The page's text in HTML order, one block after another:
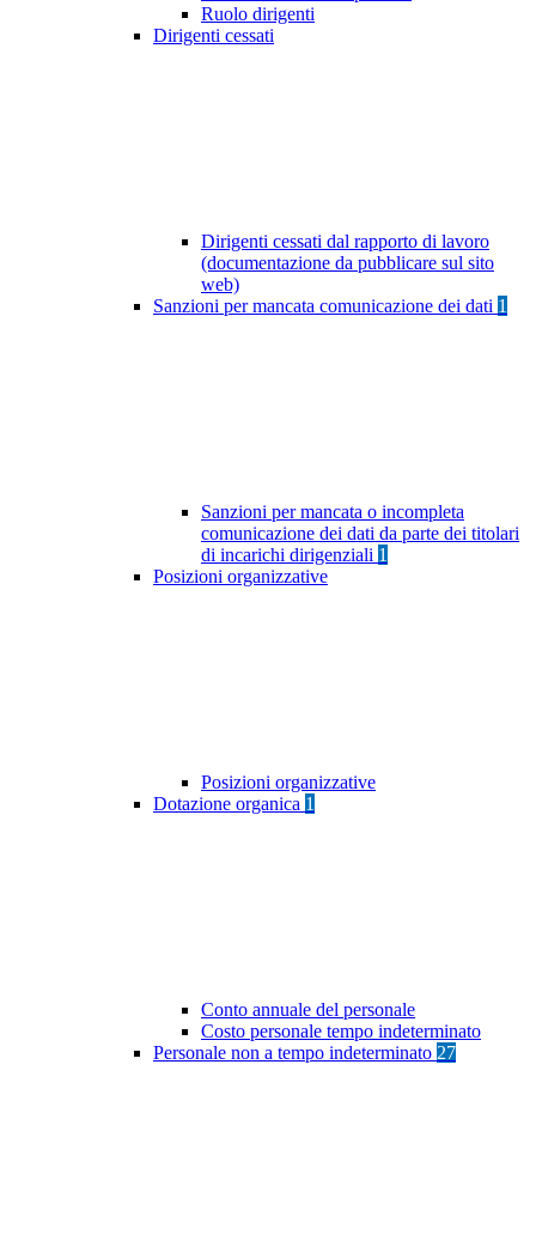
Ruolo dirigenti
Dirigenti cessati
Dirigenti cessati dal rapporto di lavoro
(documentazione da pubblicare sul sito
web)
Sanzioni per mancata comunicazione dei dati 1
Sanzioni per mancata o incompleta
comunicazione dei dati da parte dei titolari
di incarichi dirigenziali 1
Posizioni organizzative
Posizioni organizzative
Dotazione organica 1
Conto annuale del personale
Costo personale tempo indeterminato
Personale non a tempo indeterminato 27